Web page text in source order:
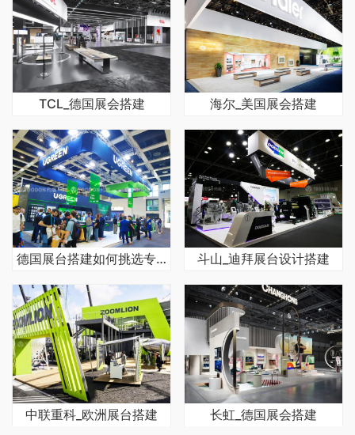
TCL_德国展会搭建 海尔_美国展会搭建
德国展台搭建如何挑选专业公司 斗山_迪拜展台设计搭建
中联重科_欧洲展台搭建 长虹_德国展会搭建